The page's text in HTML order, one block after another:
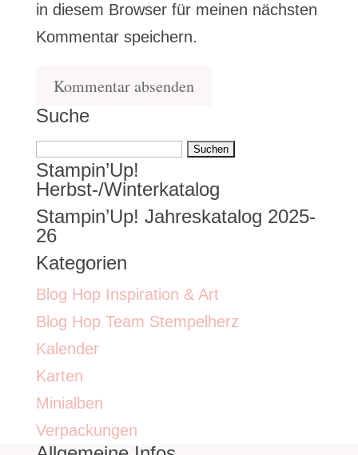
in diesem Browser für meinen nächsten
Kommentar speichern.
Suche
Suchen
nach:
Stampin’Up!
Herbst-/Winterkatalog
Stampin’Up! Jahreskatalog 2025-
26
Kategorien
Blog Hop Inspiration & Art
Blog Hop Team Stempelherz
Kalender
Karten
Minialben
Verpackungen